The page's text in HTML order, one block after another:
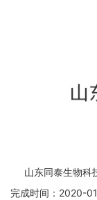
山东同泰生物科
完成时间：2020-